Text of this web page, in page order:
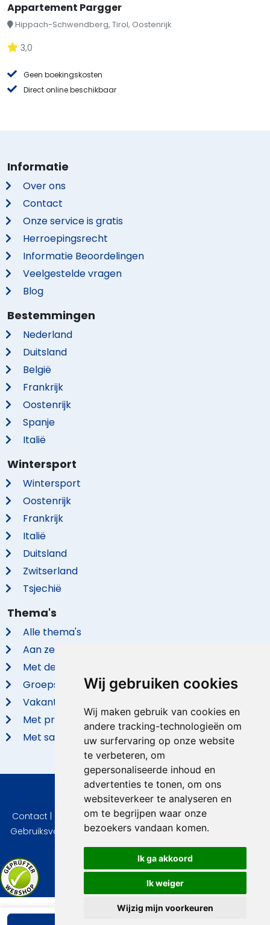
Wij gebruiken cookies
Wij maken gebruik van cookies en
andere tracking-technologieën om
uw surfervaring op onze website
te verbeteren, om
gepersonaliseerde inhoud en
advertenties te tonen, om ons
websiteverkeer te analyseren en
om te begrijpen waar onze
bezoekers vandaan komen.
Ik ga akkoord
Ik weiger
Wijzig mijn voorkeuren
Appartement Pargger
Hippach-Schwendberg, Tirol, Oostenrijk
3,0
Geen boekingskosten
Direct online beschikbaar
Informatie
Over ons
Contact
Onze service is gratis
Herroepingsrecht
Informatie Beoordelingen
Veelgestelde vragen
Blog
Bestemmingen
Nederland
Duitsland
België
Frankrijk
Oostenrijk
Spanje
Italië
Wintersport
Wintersport
Oostenrijk
Frankrijk
Italië
Duitsland
Zwitserland
Tsjechië
Thema's
Alle thema's
Aan zee
Met de hond
Groepsaccommodaties
Vakantieparken
Met privé zwembad
Met sauna
© 2026 VidaVilla.com
Contact Privacy|Cookie instellingen|Herroepingsrecht
Gebruiksvoorwaarden|Imprint|Informatie Beoordelingen